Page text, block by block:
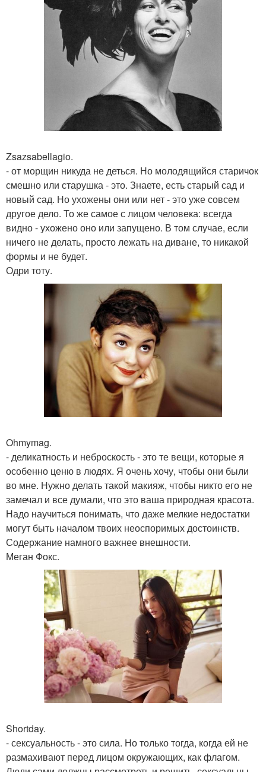
Zsazsabellagio.
- от морщин никуда не деться. Но молодящийся старичок
смешно или старушка - это. Знаете, есть старый сад и
новый сад. Но ухожены они или нет - это уже совсем
другое дело. То же самое с лицом человека: всегда
видно - ухожено оно или запущено. В том случае, если
ничего не делать, просто лежать на диване, то никакой
формы и не будет.
Одри тоту.
Ohmymag.
- деликатность и неброскость - это те вещи, которые я
особенно ценю в людях. Я очень хочу, чтобы они были
во мне. Нужно делать такой макияж, чтобы никто его не
замечал и все думали, что это ваша природная красота.
Надо научиться понимать, что даже мелкие недостатки
могут быть началом твоих неоспоримых достоинств.
Содержание намного важнее внешности.
Меган Фокс.
Shortday.
- сексуальность - это сила. Но только тогда, когда ей не
размахивают перед лицом окружающих, как флагом.